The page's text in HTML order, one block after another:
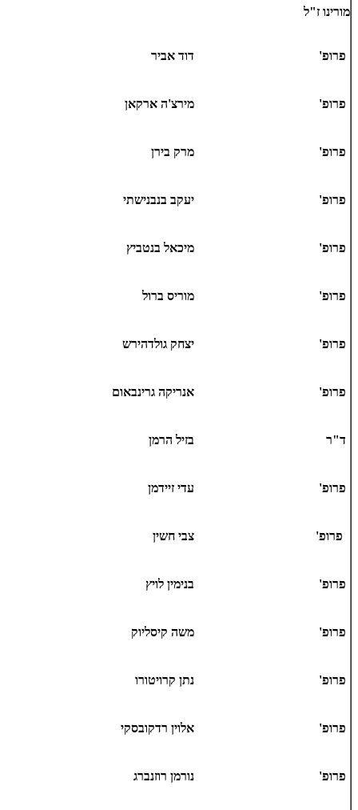
מורינו ז"ל
פרופ' דוד אביר
פרופ' מירצ'ה ארקאן
פרופ' מרק בירן
פרופ' יעקב בנבנישתי
פרופ' מיכאל בנטביץ
פרופ' מוריס ברול
פרופ' יצחק גולדהירש
פרופ' אנריקה גרינבאום
ד"ר בזיל הרמן
פרופ' עדי זיידמן
פרופ' צבי חשין
פרופ' בנימין לויץ
פרופ' משה קיסליוק
פרופ' נתן קרויטורו
פרופ' אלוין רדקובסקי
פרופ' נורמן רוזנברג